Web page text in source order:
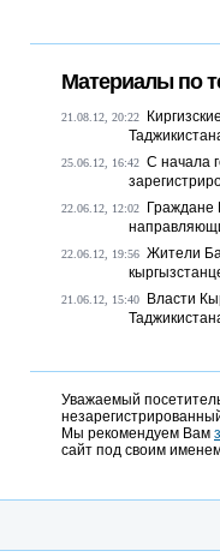
Материалы по
21.08.12, 20:22
25.06.12, 16:42 С начала
22.06.12, 12:02
Граждане
22.06.12, 19:56 Жители
21.06.12, 15:40
Власти
Уважаемый
Мы рекомендуем Вам
сайт под своим